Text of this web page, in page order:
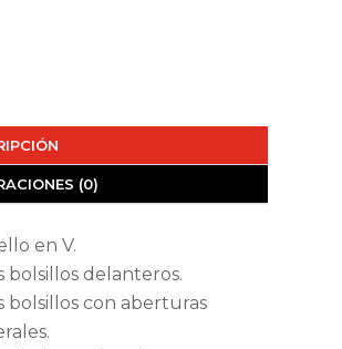
(0)
en V.
bolsillos delanteros.
bolsillos con aberturas